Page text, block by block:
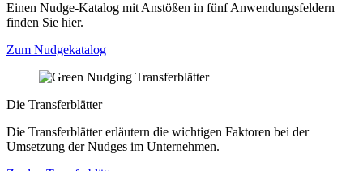
Einen Nudge-Katalog mit Anstößen in fünf Anwendungsfeldern
finden Sie hier.
Zum Nudgekatalog
Die Transferblätter
Die Transferblätter erläutern die wichtigen Faktoren bei der
Umsetzung der Nudges im Unternehmen.